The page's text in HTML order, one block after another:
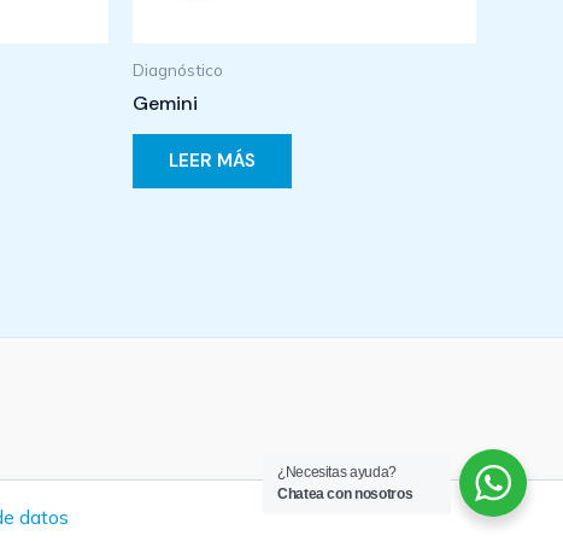
Diagnóstico
Gemini
LEER MÁS
datos
¿Necesitas ayuda?
Chatea con nosotros